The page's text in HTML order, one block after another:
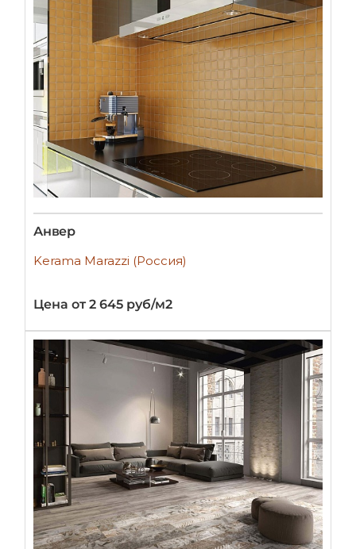
Анвер
Kerama Marazzi (Россия)
Цена от 2 645 руб/м2